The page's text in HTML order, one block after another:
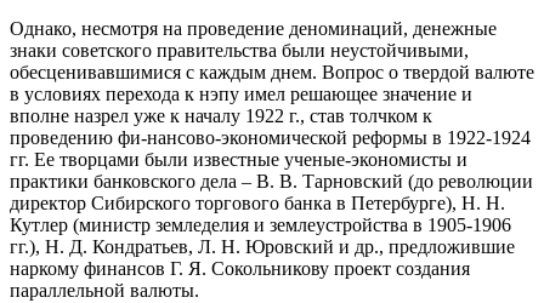
Однако, несмотря на проведение деноминаций, денежные
знаки советского правительства были неустойчивыми,
обесценивавшимися с каждым днем. Вопрос о твердой валюте
в условиях перехода к нэпу имел решающее значение и
вполне назрел уже к началу 1922 г., став толчком к
проведению фи-нансово-экономической реформы в 1922-1924
гг. Ее творцами были известные ученые-экономисты и
практики банковского дела – В. В. Тарновский (до революции
директор Сибирского торгового банка в Петербурге), Н. Н.
Кутлер (министр земледелия и землеустройства в 1905-1906
гг.), Н. Д. Кондратьев, Л. Н. Юровский и др., предложившие
наркому финансов Г. Я. Сокольникову проект создания
параллельной валюты.